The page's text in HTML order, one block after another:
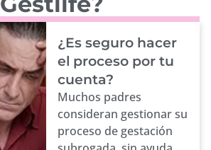
¿Es seguro hacer
el proceso por tu
cuenta?
Muchos padres
consideran gestionar su
proceso de gestación